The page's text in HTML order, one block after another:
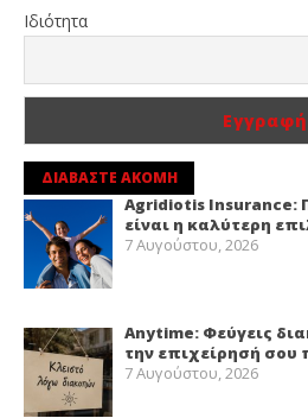
Ιδιότητα
ΔΙΑΒΑΣΤΕ ΑΚΟΜΗ
Agridiotis Insurance:
είναι η καλύτερη
7 Αυγούστου, 2026
Anytime: Φεύγεις
την επιχείρησή σου
7 Αυγούστου, 2026